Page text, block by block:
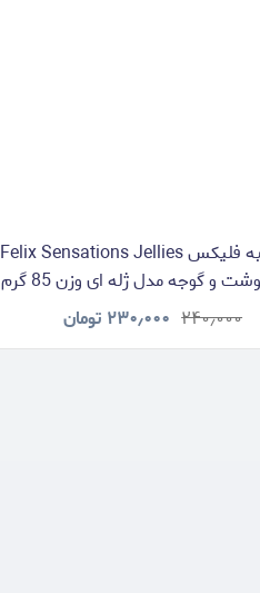
پوچ گربه فلیکس Felix Sensations Jellies
و گوجه مدل ژله ای وزن 85 گرم
۲۴۰٫۰۰۰ ۲۳۰٫۰۰۰ تومان